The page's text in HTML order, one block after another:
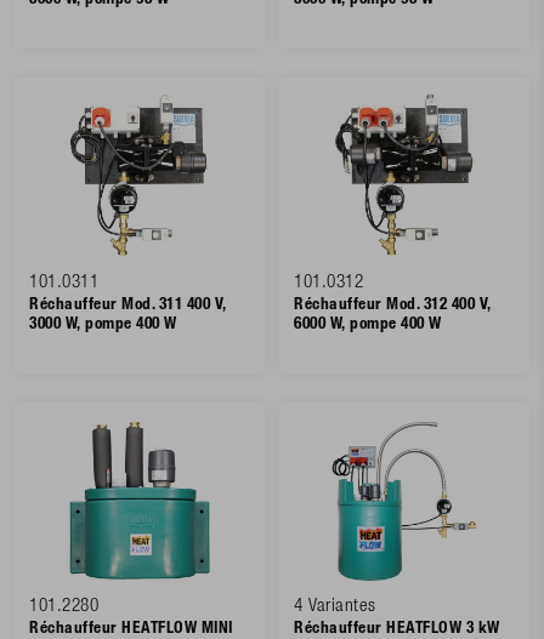
101.0311
Réchauffeur Mod. 311 400 V,
3000 W, pompe 400 W
101.0312
Réchauffeur Mod. 312 400 V,
6000 W, pompe 400 W
101.2280
Réchauffeur HEATFLOW MINI
4 Variantes
Réchauffeur HEATFLOW 3 kW